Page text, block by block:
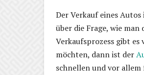
Der Verkauf eines
über die Frage, wie
Verkaufsprozess gibt es
möchten, dann ist der
schnellen und vor allem